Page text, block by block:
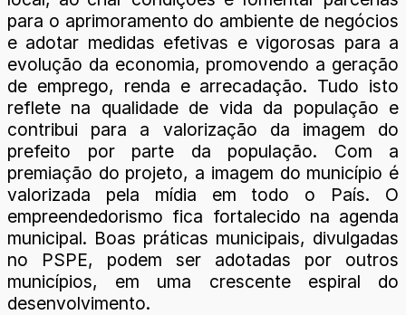
para o aprimoramento do ambiente de negócios
e adotar medidas efetivas e vigorosas para a
evolução da economia, promovendo a geração
de emprego, renda e arrecadação. Tudo isto
reflete na qualidade de vida da população e
contribui para a valorização da imagem do
prefeito por parte da população. Com a
premiação do projeto, a imagem do município é
valorizada pela mídia em todo o País. O
empreendedorismo fica fortalecido na agenda
municipal. Boas práticas municipais, divulgadas
no PSPE, podem ser adotadas por outros
municípios, em uma crescente espiral do
desenvolvimento.